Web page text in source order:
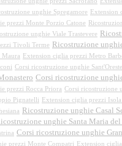
unghie Spregamore Extension
prezzi Monte Porzio Catone
unghie Viale Trastevere
Tivoli Terme Ricostruzione
Maura
Extension ciglia prezzi Metro
Corsi ricostruzione unghie Sant'Oreste
Corsi ricostruzione
prezzi Rocca Priora Corsi ricostruzione
Pignatelli
Extension ciglia prezzi Isola
Ricostruzione unghie Casal
unghie Santa Maria del
Corsi ricostruzione unghie
prezzi Monte Compatri
Extension